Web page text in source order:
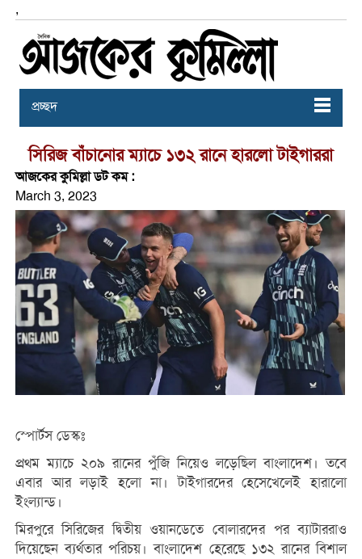
,
প্রচ্ছদ
সিরিজ বাঁচানোর ম্যাচে ১৩২ রানে হারলো টাইগাররা
আজকের কুমিল্লা ডট কম :
March 3, 2023
স্পোর্টস ডেস্কঃ
প্রথম ম্যাচে ২০৯ রানের পুঁজি নিয়েও লড়েছিল বাংলাদেশ। তবে
এবার আর লড়াই হলো না। টাইগারদের হেসেখেলেই হারালো
ইংল্যান্ড।
মিরপুরে সিরিজের দ্বিতীয় ওয়ানডেতে বোলারদের পর ব্যাটাররাও
দিয়েছেন ব্যর্থতার পরিচয়। বাংলাদেশ হেরেছে ১৩২ রানের বিশাল